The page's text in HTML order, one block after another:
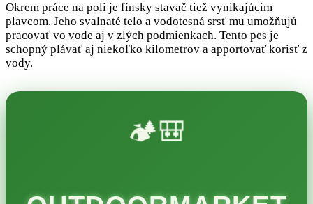
Okrem práce na poli je fínsky stavač tiež vynikajúcim
plavcom. Jeho svalnaté telo a vodotesná srsť mu umožňujú
pracovať vo vode aj v zlých podmienkach. Tento pes je
schopný plávať aj niekoľko kilometrov a apportovať korisť z
vody.
🏕️🎒